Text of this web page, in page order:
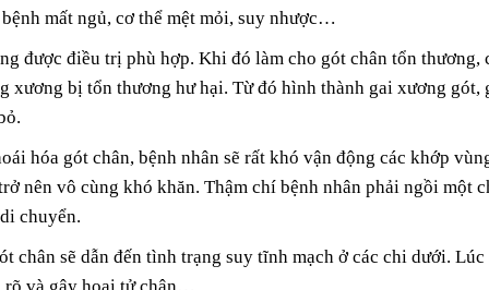
mất ngủ, cơ thể mệt mỏi, suy nhược…
được điều trị phù hợp. Khi đó làm cho gót chân tổn thương,
xương bị tổn thương hư hại. Từ đó hình thành gai xương gót,
hóa gót chân, bệnh nhân sẽ rất khó vận động các khớp
nên vô cùng khó khăn. Thậm chí bệnh nhân phải ngồi một
chuyển.
chân sẽ dẫn đến tình trạng suy tĩnh mạch ở các chi dưới. Lúc